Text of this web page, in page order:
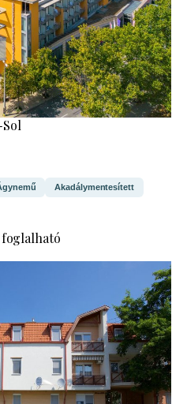
Akadálymentesített